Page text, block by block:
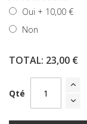
Oui + 10,00 €
Non
Qté
TOTAL: 23,00 €